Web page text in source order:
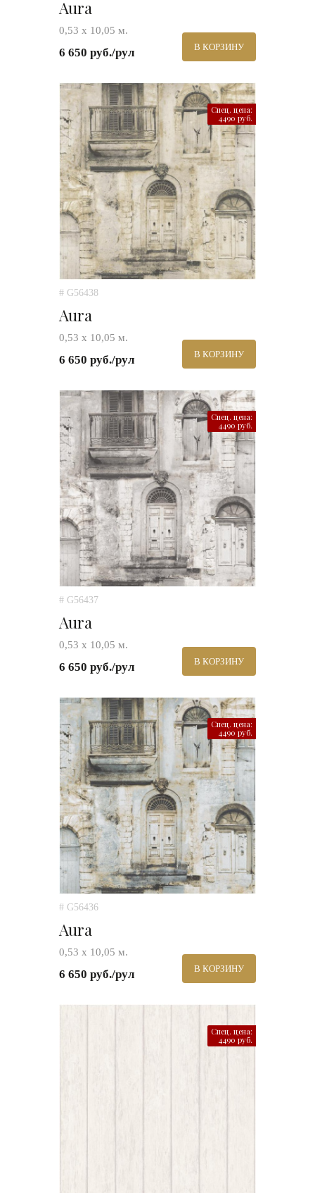
Aura
0,53 х 10,05 м.
6 650 руб./рул В КОРЗИНУ
Спец. цена:
4490 руб.
# G56438
Aura
0,53 х 10,05 м.
6 650 руб./рул В КОРЗИНУ
Спец. цена:
4490 руб.
# G56437
Aura
0,53 х 10,05 м.
6 650 руб./рул В КОРЗИНУ
Спец. цена:
4490 руб.
# G56436
Aura
0,53 х 10,05 м.
6 650 руб./рул В КОРЗИНУ
Спец. цена:
4490 руб.